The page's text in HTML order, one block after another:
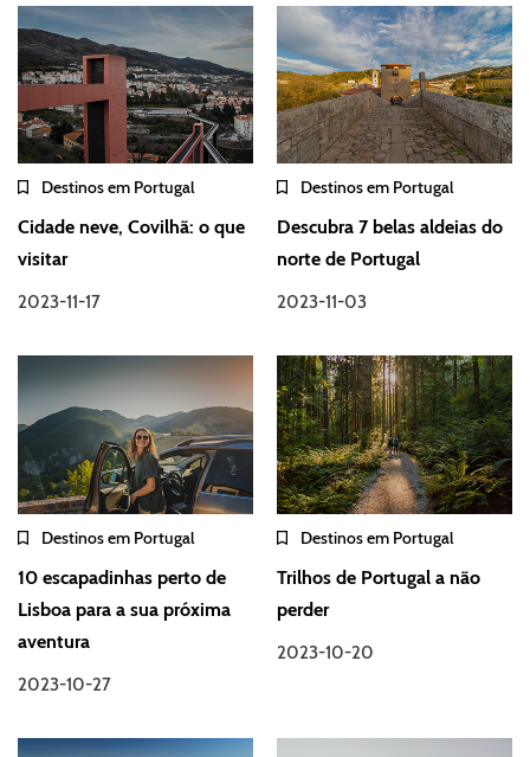
Destinos em Portugal
Cidade neve, Covilhã: o que
visitar
2023-11-17
Destinos em Portugal
Descubra 7 belas aldeias do
norte de Portugal
2023-11-03
Destinos em Portugal
10 escapadinhas perto de
Lisboa para a sua próxima
aventura
2023-10-27
Destinos em Portugal
Trilhos de Portugal a não
perder
2023-10-20